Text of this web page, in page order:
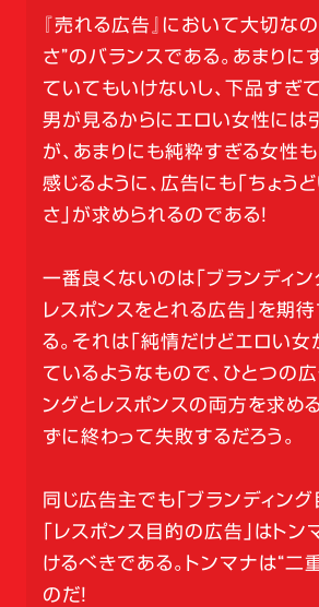
『売れる広告』において大切な
さ”のバランスである。あまりに
ていてもいけないし、下品すぎ
男が見るからにエロい女性には
が、あまりにも純粋すぎる女性
感じるように、広告にも「ちょう
さ」が求められるのである！
一番良くないのは「ブランディン
レスポンスをとれる広告」を期
る。それは「純情だけどエロい女
ているようなもので、ひとつの
ングとレスポンスの両方を求め
ずに終わって失敗するだろう。
同じ広告主でも「ブランディング
「レスポンス目的の広告」はト
けるべきである。トンマナは“二
のだ！